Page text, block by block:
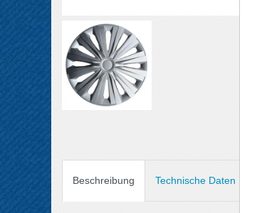
Beschreibung Technische Daten